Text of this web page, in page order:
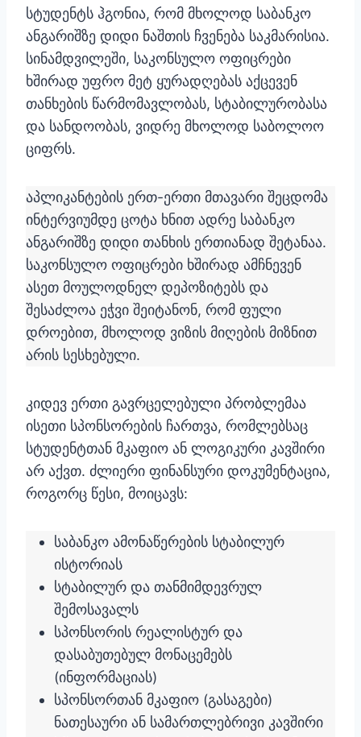
სტუდენტს ჰგონია, რომ მხოლოდ საბანკო
ანგარიშზე დიდი ნაშთის ჩვენება საკმარისია.
სინამდვილეში, საკონსულო ოფიცრები
ხშირად უფრო მეტ ყურადღებას აქცევენ
თანხების წარმომავლობას, სტაბილურობასა
და სანდოობას, ვიდრე მხოლოდ საბოლოო
ციფრს.
აპლიკანტების ერთ-ერთი მთავარი შეცდომა
ინტერვიუმდე ცოტა ხნით ადრე საბანკო
ანგარიშზე დიდი თანხის ერთიანად შეტანაა.
საკონსულო ოფიცრები ხშირად ამჩნევენ
ასეთ მოულოდნელ დეპოზიტებს და
შესაძლოა ეჭვი შეიტანონ, რომ ფული
დროებით, მხოლოდ ვიზის მიღების მიზნით
არის სესხებული.
კიდევ ერთი გავრცელებული პრობლემაა
ისეთი სპონსორების ჩართვა, რომლებსაც
სტუდენტთან მკაფიო ან ლოგიკური კავშირი
არ აქვთ. ძლიერი ფინანსური დოკუმენტაცია,
როგორც წესი, მოიცავს:
საბანკო ამონაწერების სტაბილურ
ისტორიას
სტაბილურ და თანმიმდევრულ
შემოსავალს
სპონსორის რეალისტურ და
დასაბუთებულ მონაცემებს
(ინფორმაციას)
სპონსორთან მკაფიო (გასაგები)
ნათესაური ან სამართლებრივი კავშირი